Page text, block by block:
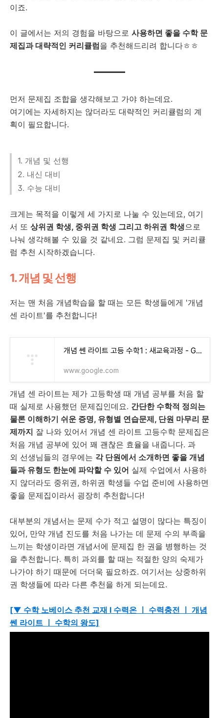
이죠.
이 글에서는 저의 경험을 바탕으로 사용하면 좋을 수학 문
제집과 대략적인 커리큘럼을 추천해드리려 합니다ㅎㅎ
먼저 문제집 조합을 생각해보고 가야 하는데요.
여기에는 자세하지는 않더라도 대략적인 커리큘럼의 계
획이 필요합니다.
1. 개념 및 선행
2. 내신 대비
3. 수능 대비
크게는 목적을 이렇게 세 가지로 나눌 수 있는데요, 여기
서 또 상위권 학생, 중위권 학생 그리고 하위권 학생으로
나눠 생각해볼 수 있을 것 같네요. 그럼 문제집 및 커리큘
럼 추천 시작하겠습니다.
1. 개념 및 선행
저는 맨 처음 개념학습을 할 때는 모든 학생들에게 '개념
센 라이트'를 추천합니다!
개념 쎈 라이트 고등 수학1 : 새교육과정 - Google 검색
www.google.com
개념 센 라이트는 제가 고등학생 때 개념 공부를 처음 할
때 실제로 사용했던 문제집인데요. 간단한 수학적 정의는
물론 이해하기 쉬운 증명, 유형별 연습문제, 단원 마무리 문
제까지 잘 나와 있어서 개념 센 라이트 고등수학 문제집은
처음 개념 공부에 있어 꽤 괜찮은 효율을 내줍니다. 과
외 선생님들의 경우에는 각 단원에서 소개하면 좋을 개념
들과 유형도 한눈에 파악할 수 있어 실제 수업에서 사용하
지 않더라도 중위권, 하위권 학생들 수업 준비에 사용하면
좋을 문제집이라서 굉장히 추천합니다!
대부분의 개념서는 문제 수가 적고 설명이 많다는 특징이
있어, 만약 개념 진도를 처음 나가는 데 문제 수의 부족을
느끼는 학생이라면 개념서에 문제집 한 권을 병행하는 것
을 추천합니다. 특히 과외를 할 때는 적절한 양의 숙제가
나가야 하기 때문에 더더욱 필요하죠. 여기서는 상중하위
권 학생들에 따라 다른 추천을 하게 되는데요.
[▼ 수학 노베이스 추천 교재 l 수력온 ㅣ 수력충전 ㅣ 개념
쎈 라이트 ㅣ 수학의 왕도]